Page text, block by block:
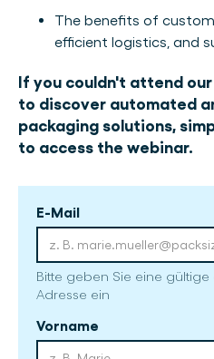
The benefits of
efficient logistics, and
If you couldn't attend
to discover automated
packaging solutions,
to access the webinar.
E-Mail
Bitte geben Sie eine gültige
Adresse ein
Vorname